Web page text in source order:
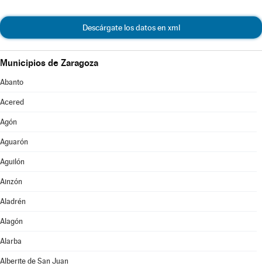
Descárgate los datos en xml
Municipios de Zaragoza
Abanto
Acered
Agón
Aguarón
Aguilón
Ainzón
Aladrén
Alagón
Alarba
Alberite de San Juan